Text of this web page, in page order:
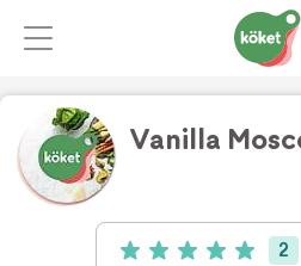
Vanilla
Betyg: 5 av 5 (2 2